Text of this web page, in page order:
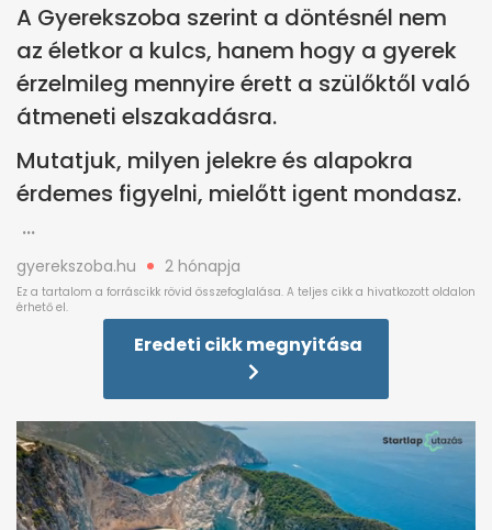
A Gyerekszoba szerint a döntésnél nem
az életkor a kulcs, hanem hogy a gyerek
érzelmileg mennyire érett a szülőktől való
átmeneti elszakadásra.
Mutatjuk, milyen jelekre és alapokra
érdemes figyelni, mielőtt igent mondasz.
gyerekszoba.hu 2 hónapja
Eredeti cikk megnyitása